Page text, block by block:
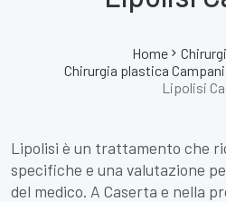
Home
Chirurgia plastica
Lipolisi
Lipolisi è un trattamento che
specifiche e una valutazione
del medico. A Caserta e nella